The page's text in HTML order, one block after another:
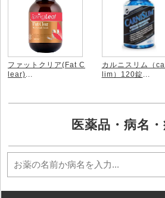
ファットクリア(Fat C
lear)
カルニスリム（
lim）120錠
医薬品・病名